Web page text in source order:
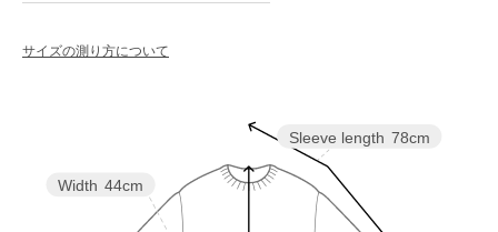
サイズの測り方について
Sleeve length 78cm
Width 44cm